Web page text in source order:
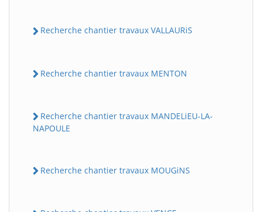
Recherche chantier travaux VALLAURiS
Recherche chantier travaux MENTON
Recherche chantier travaux MANDELiEU-LA-
NAPOULE
Recherche chantier travaux MOUGiNS